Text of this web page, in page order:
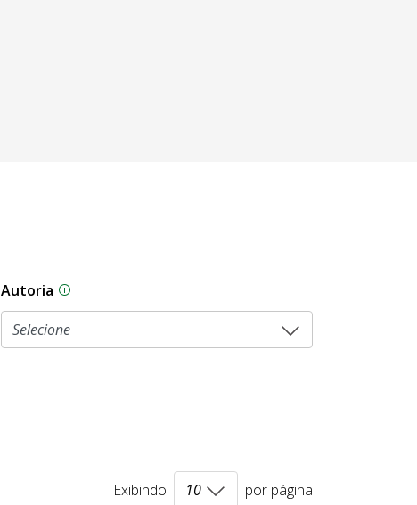
Autoria As proposições legislativas na CLDF podem ser
Exibindo por página